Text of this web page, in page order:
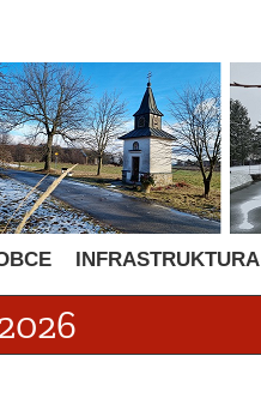
INFRASTRUKTURA